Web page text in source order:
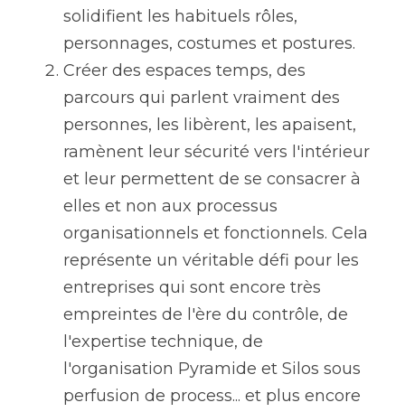
solidifient les habituels rôles,
personnages, costumes et postures.
Créer des espaces temps, des
parcours qui parlent vraiment des
personnes, les libèrent, les apaisent,
ramènent leur sécurité vers l'intérieur
et leur permettent de se consacrer à
elles et non aux processus
organisationnels et fonctionnels. Cela
représente un véritable défi pour les
entreprises qui sont encore très
empreintes de l'ère du contrôle, de
l'expertise technique, de
l'organisation Pyramide et Silos sous
perfusion de process... et plus encore